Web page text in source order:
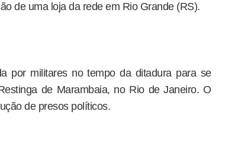
de uma loja da rede em Rio Grande (RS).
por militares no tempo da ditadura para se
de Marambaia, no Rio de Janeiro. O
de presos políticos.